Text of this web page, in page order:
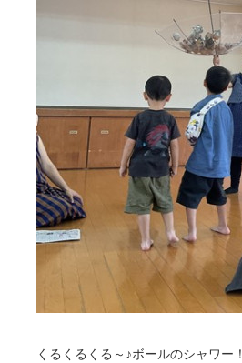
くるくるくる～♪ボールのシャワー！